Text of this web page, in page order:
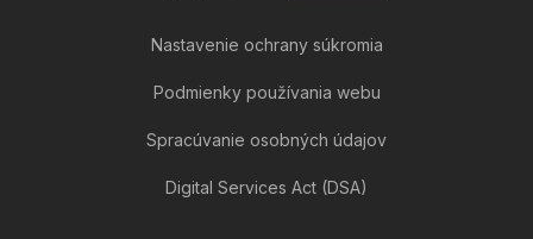
Nitrazdroj leták
Nastavenie ochrany súkromia
Podmienky používania webu
Spracúvanie osobných údajov
Digital Services Act (DSA)